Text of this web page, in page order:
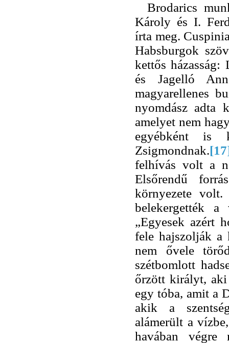
Brodarics
Károly és I.
írta meg.
Habsburgok
kettős
és Jagelló
magyarellenes
nyomdász adta
amelyet nem
egyébként is
Zsigmondnak.
felhívás volt a
Elsőrendű
környezete
belekergették a
„Egyesek azért
fele hajszolják a
nem ővele
szétbomlott
őrzött királyt, aki
egy tóba, amit a
akik a
alámerült a
havában végre